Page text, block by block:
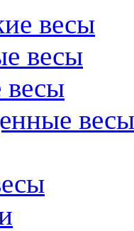
весы
весы
весы
весы